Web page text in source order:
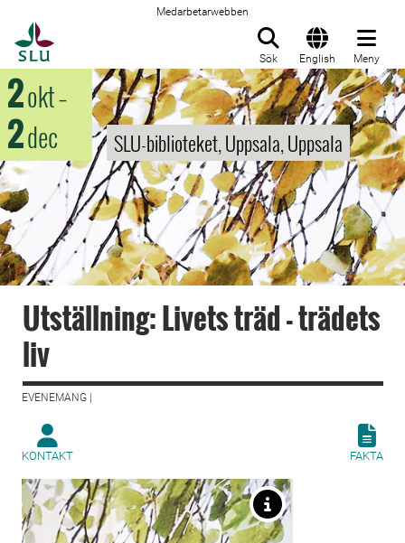
Medarbetarwebben
Sök English Meny
2okt–
2dec SLU-biblioteket, Uppsala, Uppsala
Utställning: Livets träd - trädets
liv
EVENEMANG |
KONTAKT FAKTA